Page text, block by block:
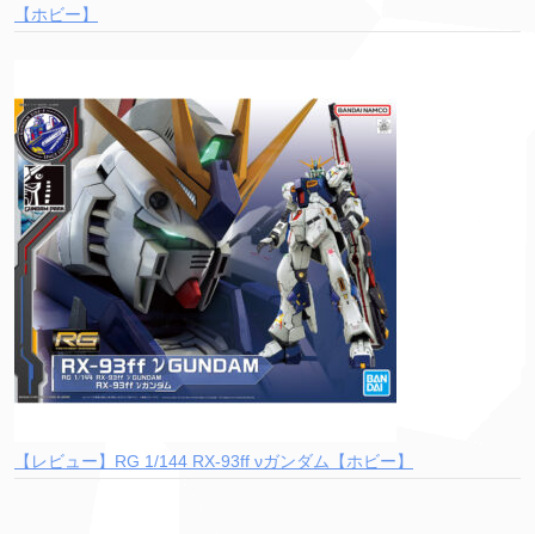
【ホビー】
【レビュー】RG 1/144 RX-93ff νガンダム【ホビー】